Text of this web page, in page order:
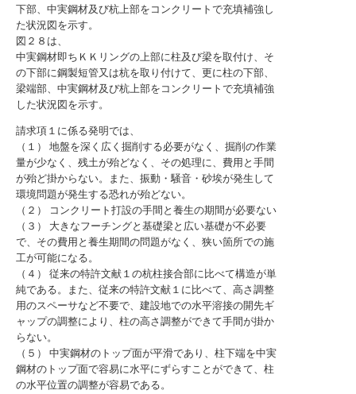
下部、中実鋼材及び杭上部をコンクリートで充填補強し
た状況図を示す。
図２８は、
中実鋼材即ちＫＫリングの上部に柱及び梁を取付け、そ
の下部に鋼製短管又は杭を取り付けて、更に柱の下部、
梁端部、中実鋼材及び杭上部をコンクリートで充填補強
した状況図を示す。
請求項１に係る発明では、
（１） 地盤を深く広く掘削する必要がなく、掘削の作業
量が少なく、残土が殆どなく、その処理に、費用と手間
が殆ど掛からない。また、振動・騒音・砂埃が発生して
環境問題が発生する恐れが殆どない。
（２） コンクリート打設の手間と養生の期間が必要ない
（３） 大きなフーチングと基礎梁と広い基礎が不必要
で、その費用と養生期間の問題がなく、狭い箇所での施
工が可能になる。
（４） 従来の特許文献１の杭柱接合部に比べて構造が単
純である。また、従来の特許文献１に比べて、高さ調整
用のスペーサなど不要で、建設地での水平溶接の開先ギ
ャップの調整により、柱の高さ調整ができて手間が掛か
らない。
（５） 中実鋼材のトップ面が平滑であり、柱下端を中実
鋼材のトップ面で容易に水平にずらすことができて、柱
の水平位置の調整が容易である。